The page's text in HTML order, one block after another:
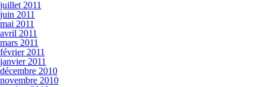
juillet 2011
juin 2011
mai 2011
avril 2011
mars 2011
février 2011
janvier 2011
décembre 2010
novembre 2010